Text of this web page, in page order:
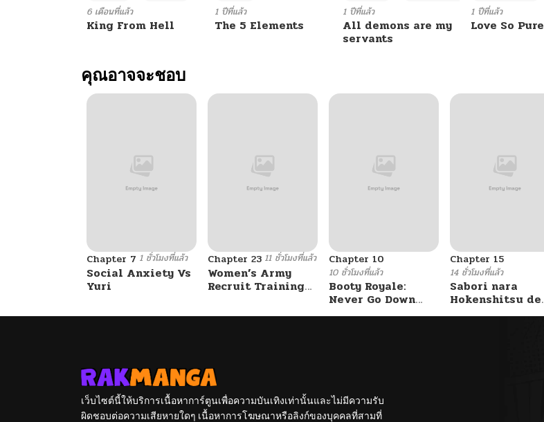
6 เดือนที่แล้ว
King From Hell
1 ปีที่แล้ว
The 5 Elements
1 ปีที่แล้ว
All demons are my
servants
1 ปีที่แล้ว
Love So Pure
คุณอาจจะชอบ
Chapter 7 1 ชั่วโมงที่แล้ว
Social Anxiety Vs
Yuri
Chapter 23 11 ชั่วโมงที่แล้ว
Women’s Army
Recruit Training
Chapter 10
10 ชั่วโมงที่แล้ว
Booty Royale:
Never Go Down
Without A Fight!
Chapter 15
14 ชั่วโมงที่แล้ว
Sabori nara
Hokenshitsu de
Douzo?
เว็บไซต์นี้ให้บริการเนื้อหาการ์ตูนเพื่อความบันเทิงเท่านั้นและไม่มีความรับ
ผิดชอบต่อความเสียหายใดๆ เนื้อหาการโฆษณาหรือลิงก์ของบุคคลที่สามที่